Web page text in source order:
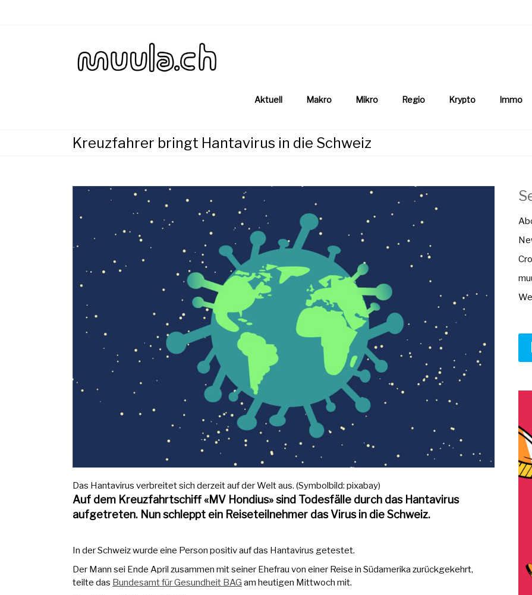
Aktuell Makro Mikro Regio Krypto Immo
Kreuzfahrer bringt Hantavirus in die Schweiz
Das Hantavirus verbreitet sich derzeit auf der Welt aus. (Symbolbild: pixabay)
Auf dem Kreuzfahrtschiff «MV Hondius» sind Todesfälle durch das Hantavirus
aufgetreten. Nun schleppt ein Reiseteilnehmer das Virus in die Schweiz.
In der Schweiz wurde eine Person positiv auf das Hantavirus getestet.
Der Mann sei Ende April zusammen mit seiner Ehefrau von einer Reise in Südamerika zurückgekehrt,
teilte das Bundesamt für Gesundheit BAG am heutigen Mittwoch mit.